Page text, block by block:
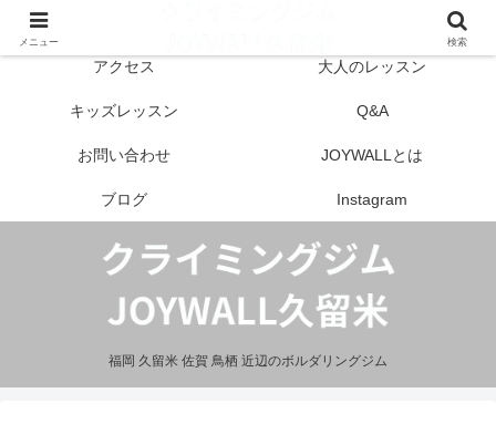
福岡 久留米 佐賀 鳥栖 近辺のボルダリングジム
アクセス 大人のレッスン
キッズレッスン Q&A
お問い合わせ JOYWALLとは
ブログ Instagram
メニュー 検索